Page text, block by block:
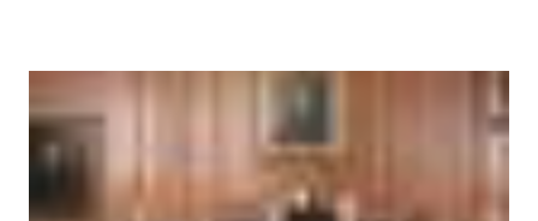
che permette di scegliere per amore anche quando non è la
scelta più efficiente. È ciò che ci collega all’Uno Infinito.
L’intelligenza può simulare comportamenti coscienti, ma
non può essere Coscienza. Può copiare, ma non può vivere